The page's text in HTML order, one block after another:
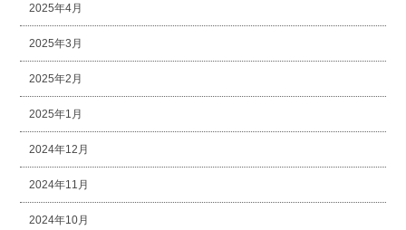
2025年4月
2025年3月
2025年2月
2025年1月
2024年12月
2024年11月
2024年10月